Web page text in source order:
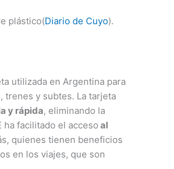
plástico​(Diario de Cuyo).
utilizada en Argentina para
trenes y subtes. La tarjeta
y rápida, eliminando la
ha facilitado el acceso al
quienes tienen beneficios
en los viajes, que son